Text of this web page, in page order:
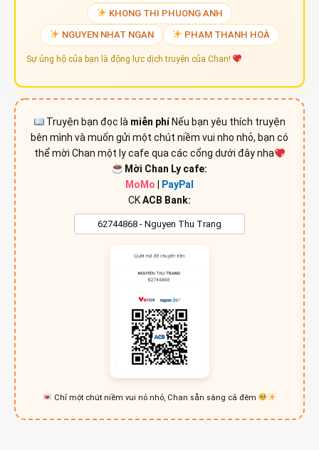
KHONG THI PHUONG ANH
NGUYEN NHAT NGAN
PHẠM THANH HOÀ
Sự ủng hộ của bạn là động lực dịch truyện của Chan!
Truyện bạn đọc là miễn phíNếu bạn yêu thích truyện
bên mình và muốn gửi một chút niềm vui nho nhỏ, bạn có
thể mời Chan một ly cafe qua các cổng dưới đây nha
Mời Chan Ly cafe:
MoMo
PayPal
CKACB Bank:
Chỉ một chút niềm vui nỏ nhỏ, Chan sẵn sàng cả đêm